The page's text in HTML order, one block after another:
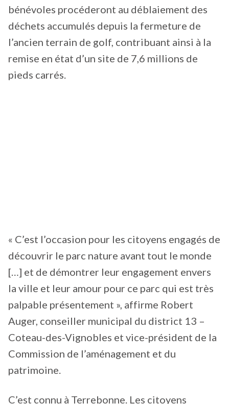
bénévoles procéderont au déblaiement des
déchets accumulés depuis la fermeture de
l’ancien terrain de golf, contribuant ainsi à la
remise en état d’un site de 7,6 millions de
pieds carrés.
« C’est l’occasion pour les citoyens engagés de
découvrir le parc nature avant tout le monde
[…] et de démontrer leur engagement envers
la ville et leur amour pour ce parc qui est très
palpable présentement », affirme Robert
Auger, conseiller municipal du district 13 –
Coteau-des-Vignobles et vice-président de la
Commission de l’aménagement et du
patrimoine.
C’est connu à Terrebonne. Les citoyens